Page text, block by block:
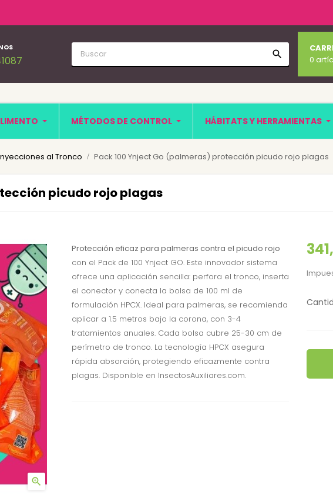
search
0
MÉTODOS DE CONTROL HÁBITATS Y HERRAMIENTAS
al Tronco Pack 100 Ynject Go (palmeras) protección picudo rojo plagas
picudo rojo plagas

Protección eficaz para palmeras contra el picudo rojo
con el Pack de 100 Ynject GO. Este innovador sistema
ofrece una aplicación sencilla: perfora el tronco, inserta
el conector y conecta la bolsa de 100 ml de
formulación HPCX. Ideal para palmeras, se recomienda
aplicar a 1.5 metros bajo la corona, con 3-4
tratamientos anuales. Cada bolsa cubre 25-30 cm de
perímetro de tronco. La tecnología HPCX asegura
rápida absorción, protegiendo eficazmente contra
plagas. Disponible en InsectosAuxiliares.com.